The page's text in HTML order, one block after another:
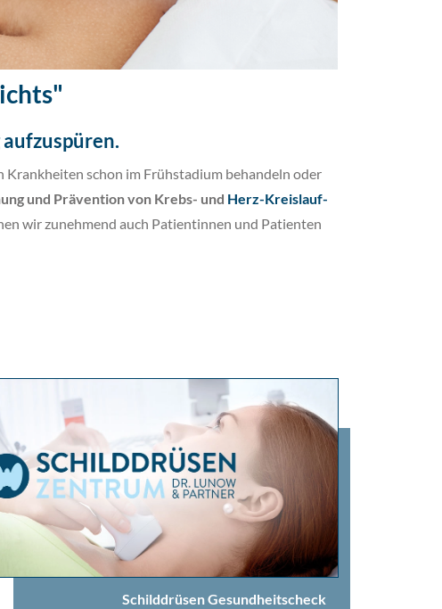
.
Krankheiten schon im Frühstadium behandeln oder
und Prävention von Krebs- und Herz-Kreislauf-
wir zunehmend auch Patientinnen und Patienten
Schilddrüsen Gesundheitscheck